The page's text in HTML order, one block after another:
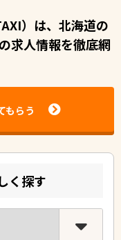
）は、北海道の
求⼈情報を徹底網
もらう
く探す